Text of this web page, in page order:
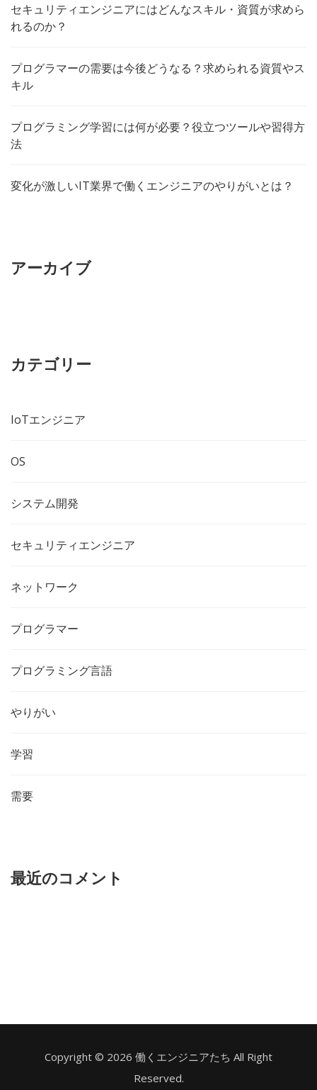
セキュリティエンジニアにはどんなスキル・資質が求めら
れるのか？
プログラマーの需要は今後どうなる？求められる資質やス
キル
プログラミング学習には何が必要？役立つツールや習得方
法
変化が激しいIT業界で働くエンジニアのやりがいとは？
アーカイブ
カテゴリー
IoTエンジニア
OS
システム開発
セキュリティエンジニア
ネットワーク
プログラマー
プログラミング言語
やりがい
学習
需要
最近のコメント
Copyright © 2026 働くエンジニアたち All Right
Reserved.